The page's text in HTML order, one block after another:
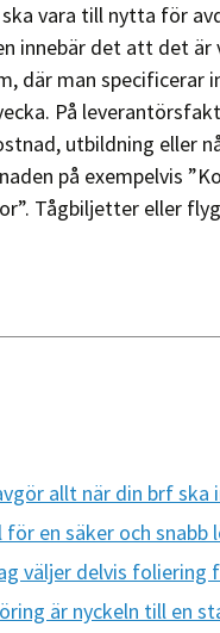
vara till nytta för
innebär det att det
där man specificerar
På
utbildning eller
på exempelvis
Tågbiljetter eller
allt när din brf
en säker och snabb
väljer delvis foliering
är nyckeln till en